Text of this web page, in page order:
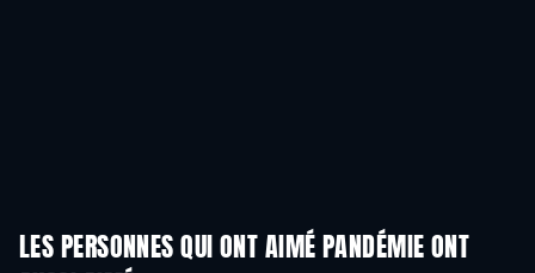
LES PERSONNES QUI ONT AIMÉ PANDÉMIE ONT